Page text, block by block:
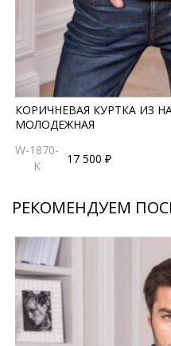
КОРИЧНЕВАЯ КУРТКА ИЗ
МОЛОДЕЖНАЯ
W-1870-
K
17 500 ₽
РЕКОМЕНДУЕМ